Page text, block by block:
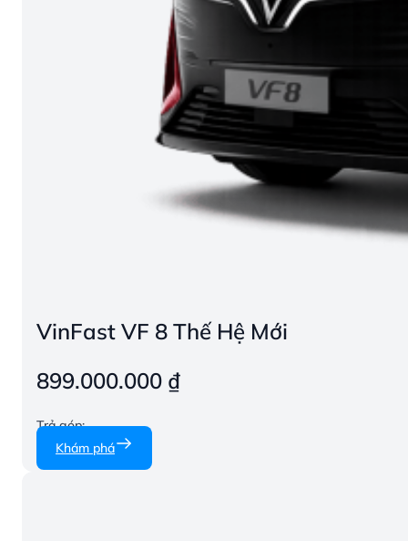
VinFast VF 8 Thế Hệ Mới
899.000.000 ₫
Trả góp:
Khám phá